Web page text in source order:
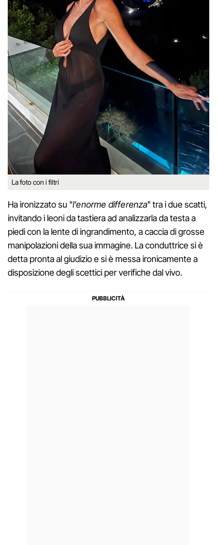
La foto con i filtri
Ha ironizzato su "l'enorme differenza" tra i due scatti,
invitando i leoni da tastiera ad analizzarla da testa a
piedi con la lente di ingrandimento, a caccia di grosse
manipolazioni della sua immagine. La conduttrice si è
detta pronta al giudizio e si è messa ironicamente a
disposizione degli scettici per verifiche dal vivo.